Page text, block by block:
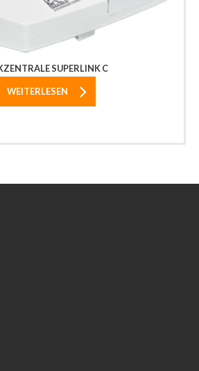
SUPERLINK C
WEITERLESEN